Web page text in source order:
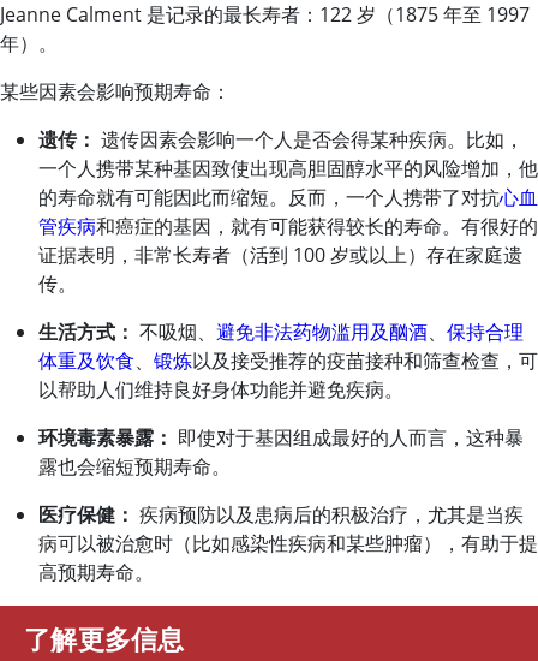
Jeanne Calment 是记录的最长寿者：122 岁（1875 年至 1997
年）。
某些因素会影响预期寿命：
遗传： 遗传因素会影响一个人是否会得某种疾病。比如，
一个人携带某种基因致使出现高胆固醇水平的风险增加，他
的寿命就有可能因此而缩短。反而，一个人携带了对抗心血
管疾病和癌症的基因，就有可能获得较长的寿命。有很好的
证据表明，非常长寿者（活到 100 岁或以上）存在家庭遗
传。
生活方式： 不吸烟、 避免非法药物滥用及酗酒、 保持合理
体重及饮食、 锻炼以及接受推荐的疫苗接种和筛查检查，可
以帮助人们维持良好身体功能并避免疾病。
环境毒素暴露： 即使对于基因组成最好的人而言，这种暴
露也会缩短预期寿命。
医疗保健： 疾病预防以及患病后的积极治疗，尤其是当疾
病可以被治愈时（比如感染性疾病和某些肿瘤），有助于提
高预期寿命。
了解更多信息